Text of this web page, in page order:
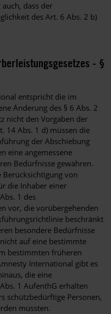
dass der
des Art. 6 Abs. 2 b)
- §
entspricht die im
Änderung des § 6 Abs. 2
nicht den Vorgaben der
14 Abs. 1 d) müssen die
der Abschiebung
eine angemessene
Bedürfnisse gewähren.
von
die Inhaber einer
1 des
vor, die vorübergehenden
beschränkt
besondere Bedürfnisse
auf eine bestimmte
bestimmten früheren
International gibt es
die eine
1 AufenthG erhalten
schützbedürftige Personen,
müssten.